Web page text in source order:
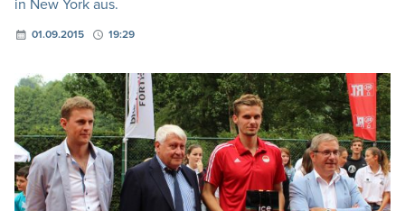
in New York aus.
01.09.2015 19:29